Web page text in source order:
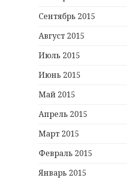
Сентябрь 2015
Август 2015
Июль 2015
Июнь 2015
Май 2015
Апрель 2015
Март 2015
Февраль 2015
Январь 2015